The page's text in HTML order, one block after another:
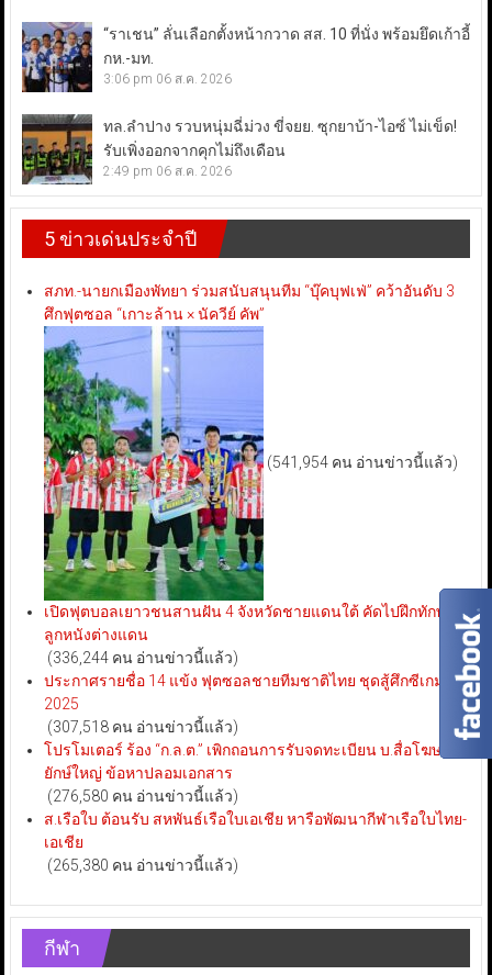
“ราเชน” ลั่นเลือกตั้งหน้ากวาด สส. 10 ที่นั่ง พร้อมยึดเก้าอี้
กห.-มท.
3:06 pm 06 ส.ค. 2026
ทล.ลำปาง รวบหนุ่มฉี่ม่วง ขี่จยย. ซุกยาบ้า-ไอซ์ ไม่เข็ด!
รับเพิ่งออกจากคุกไม่ถึงเดือน
2:49 pm 06 ส.ค. 2026
5 ข่าวเด่นประจำปี
สภท.-นายกเมืองพัทยา ร่วมสนับสนุนทีม “บุ๊คบุฟเฟ่” คว้าอันดับ 3
ศึกฟุตซอล “เกาะล้าน × นัควีย์ คัพ”
(541,954 คน อ่านข่าวนี้แล้ว)
เปิดฟุตบอลเยาวชนสานฝัน 4 จังหวัดชายแดนใต้ คัดไปฝึกทักษะ
ลูกหนังต่างแดน
(336,244 คน อ่านข่าวนี้แล้ว)
ประกาศรายชื่อ 14 แข้ง ฟุตซอลชายทีมชาติไทย ชุดสู้ศึกซีเกมส์
2025
(307,518 คน อ่านข่าวนี้แล้ว)
โปรโมเตอร์ ร้อง “ก.ล.ต.” เพิกถอนการรับจดทะเบียน บ.สื่อโฆษณา
ยักษ์ใหญ่ ข้อหาปลอมเอกสาร
(276,580 คน อ่านข่าวนี้แล้ว)
ส.เรือใบ ต้อนรับ สหพันธ์เรือใบเอเชีย หารือพัฒนากีฬาเรือใบไทย-
เอเชีย
(265,380 คน อ่านข่าวนี้แล้ว)
กีฬา